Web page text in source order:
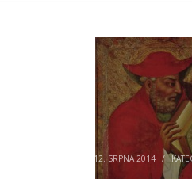
ÚTERÝ, 12. SRPNA 2014 /